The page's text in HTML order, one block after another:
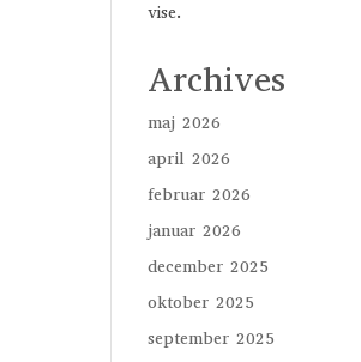
vise.
Archives
maj 2026
april 2026
februar 2026
januar 2026
december 2025
oktober 2025
september 2025